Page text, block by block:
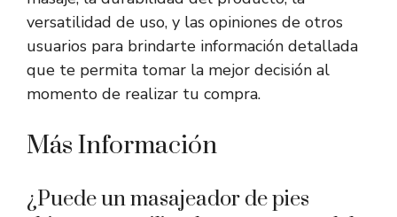
versatilidad de uso, y las opiniones de otros
usuarios para brindarte información detallada
que te permita tomar la mejor decisión al
momento de realizar tu compra.
Más Información
¿Puede un masajeador de pies